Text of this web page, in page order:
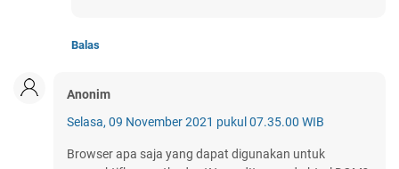
Balas
Anonim
Selasa, 09 November 2021 pukul 07.35.00 WIB
Browser apa saja yang dapat digunakan untuk